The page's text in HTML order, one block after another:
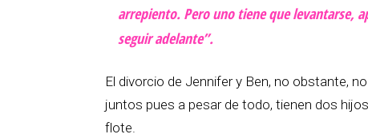
arrepiento. Pero uno tiene que levantarse,
seguir adelante”.
El divorcio de Jennifer y Ben, no obstante,
juntos pues a pesar de todo, tienen dos
flote.